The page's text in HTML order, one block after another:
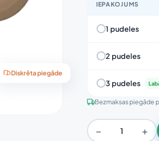
Diskrēta piegāde
IEPAKOJUMS
1 pudeles
2 pudeles
3 pudeles
Bezmaksas piegāde
− +